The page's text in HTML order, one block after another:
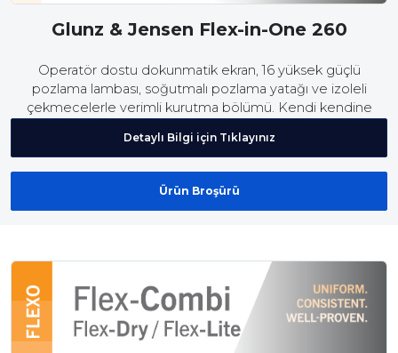
Glunz & Jensen Flex-in-One 260
Operatör dostu dokunmatik ekran, 16 yüksek güçlü
pozlama lambası, soğutmalı pozlama yatağı ve izoleli
çekmecelerle verimli kurutma bölümü. Kendi kendine
özellikleri içerir.
Detaylı Bilgi için Tıklayınız
Ürün Broşürü